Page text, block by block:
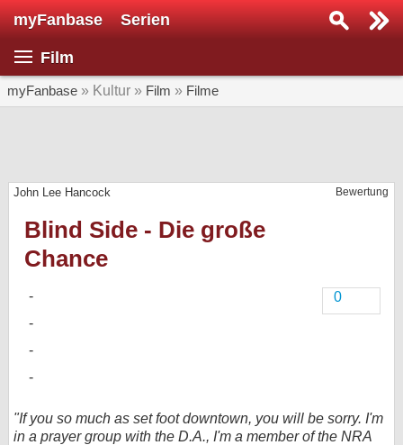
myFanbase Serien
Film
myFanbase » Kultur » Film » Filme
Bewertung
John Lee Hancock
Blind Side - Die große
Chance
0
"If you so much as set foot downtown, you will be sorry. I'm
in a prayer group with the D.A., I'm a member of the NRA
Serie suchen...
SERIEN
Veranstaltungen
bei X